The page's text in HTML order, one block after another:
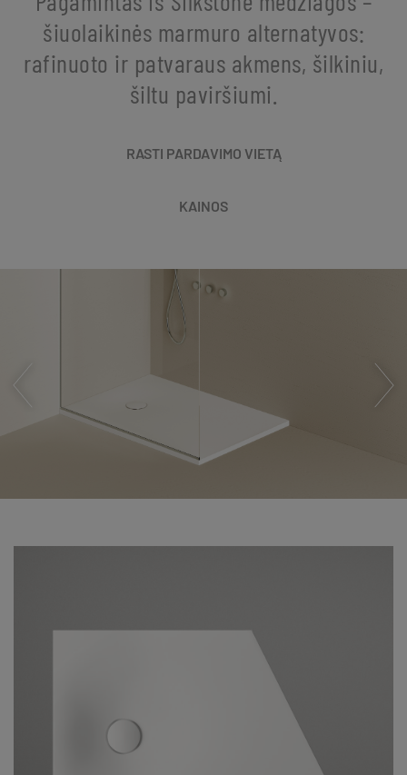
šiuolaikinės marmuro alternatyvos:
rafinuoto ir patvaraus akmens, šilkiniu,
šiltu paviršiumi.
RASTI PARDAVIMO VIETĄ
KAINOS